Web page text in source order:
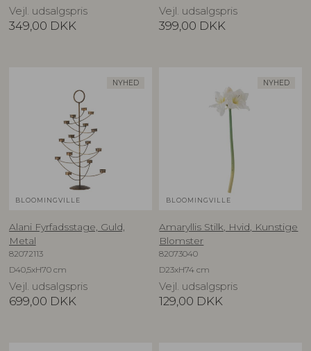
Vejl. udsalgspris
349,00 DKK
Vejl. udsalgspris
399,00 DKK
NYHED
BLOOMINGVILLE
Alani Fyrfadsstage, Guld,
Metal
82072113
D40,5xH70 cm
Vejl. udsalgspris
699,00 DKK
NYHED
BLOOMINGVILLE
Amaryllis Stilk, Hvid, Kunstige
Blomster
82073040
D23xH74 cm
Vejl. udsalgspris
129,00 DKK